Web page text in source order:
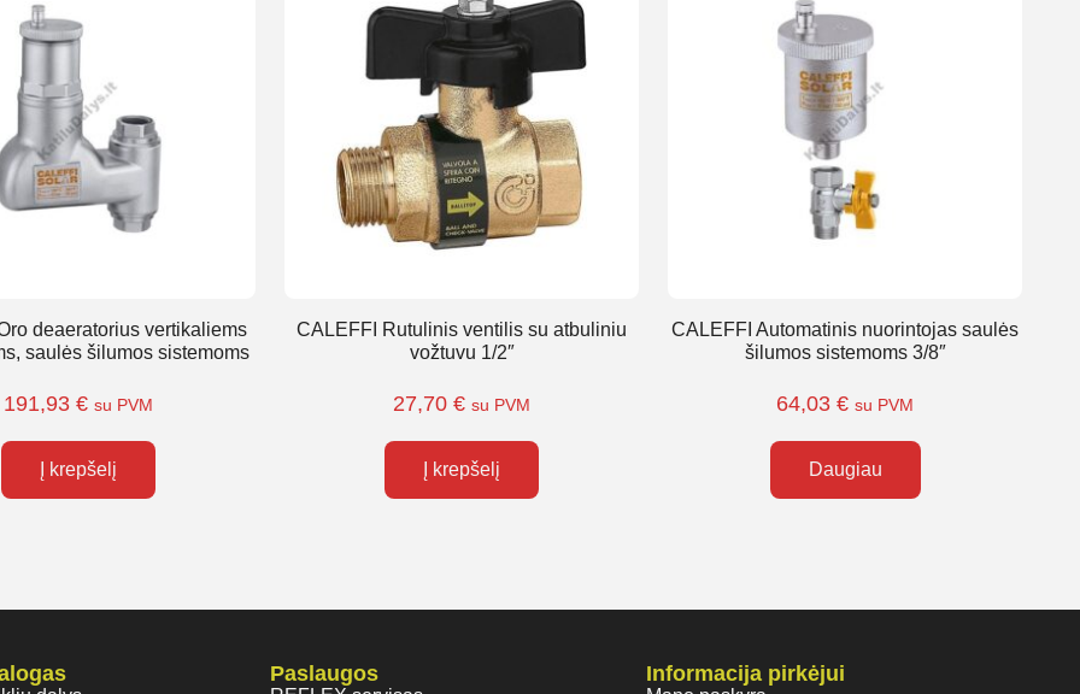
deaeratorius vertikaliems
saulės šilumos sistemoms
191,93 € su PVM
Į krepšelį
CALEFFI Rutulinis ventilis su atbuliniu
vožtuvu 1/2″
27,70 € su PVM
Į krepšelį
CALEFFI Automatinis nuorintojas saulės
šilumos sistemoms 3/8″
64,03 € su PVM
Daugiau
Paslaugos Informacija pirkėjui